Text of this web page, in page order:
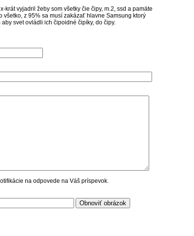
krát vyjadril žeby som všetky čie čipy, m.2, ssd a pamäte
všetko, z 95% sa musí zakázať hlavne Samsung ktorý
svet ovládli ich čipoidné čipíky, do čipy.
na odpovede na Váš príspevok.